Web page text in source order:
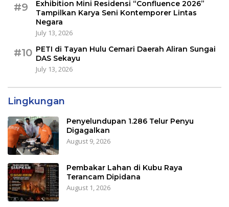
#9
Exhibition Mini Residensi “Confluence 2026”
Tampilkan Karya Seni Kontemporer Lintas
Negara
July 13, 2026
#10 PETI di Tayan Hulu Cemari Daerah Aliran Sungai
DAS Sekayu
July 13, 2026
Lingkungan
Penyelundupan 1.286 Telur Penyu
Digagalkan
August 9, 2026
Pembakar Lahan di Kubu Raya
Terancam Dipidana
August 1, 2026